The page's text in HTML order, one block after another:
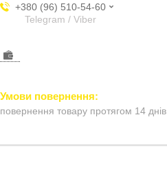
+380 (96) 510-54-60
Telegram / Viber
повернення товару протягом 14 днів